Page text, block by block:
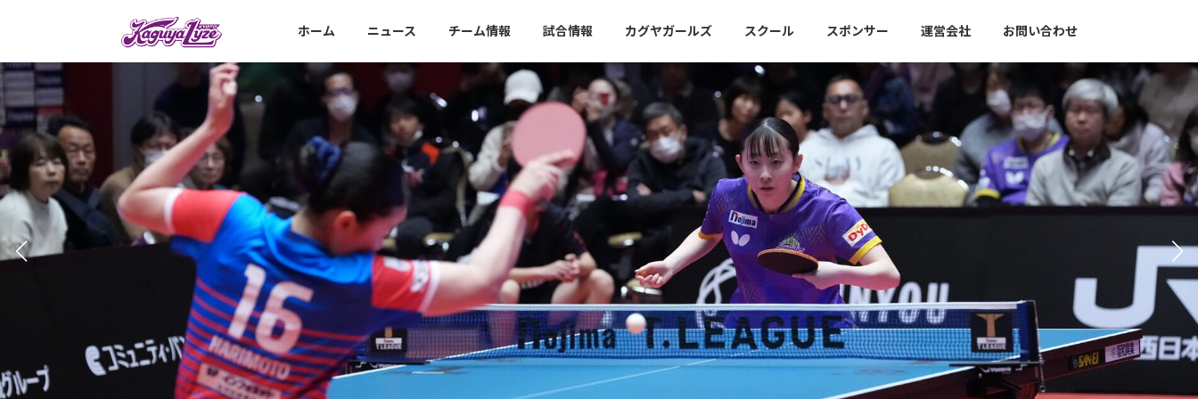
ン
ツ
へ
ス
キ
ッ
プ
ー
シ
ョ
ン
に
移
動
ホーム ニュース チーム情報 試合情報 カグヤガールズ スクール スポンサー 運営会社 お問い合わせ